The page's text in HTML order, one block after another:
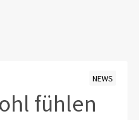
NEWS
fühlen